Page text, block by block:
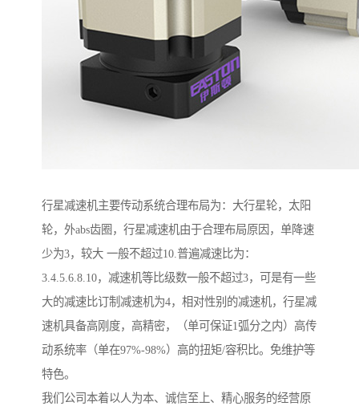
行星减速机主要传动系统合理布局为：大行星轮，太阳
轮，外abs齿圈，行星减速机由于合理布局原因，单降速
少为3，较大 一般不超过10.普遍减速比为：
3.4.5.6.8.10，减速机等比级数一般不超过3，可是有一些
大的减速比订制减速机为4，相对性别的减速机，行星减
速机具备高刚度，高精密，（单可保证1弧分之内）高传
动系统率（单在97%-98%）高的扭矩/容积比。免维护等
特色。
我们公司本着以人为本、诚信至上、精心服务的经营原